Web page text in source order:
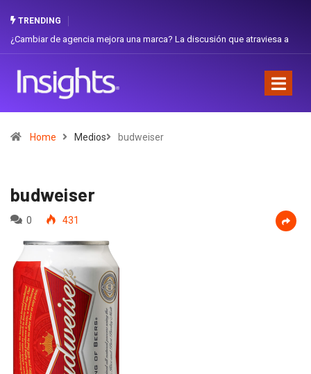
TRENDING
de agencia mejora una marca? La discusión que atraviesa a
Home Medios budweiser
budweiser
0 431